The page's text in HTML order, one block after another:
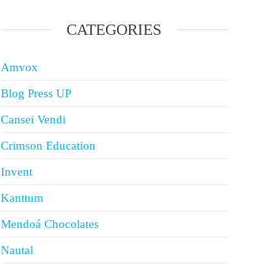
CATEGORIES
Amvox
Blog Press UP
Cansei Vendi
Crimson Education
Invent
Kanttum
Mendoá Chocolates
Nautal